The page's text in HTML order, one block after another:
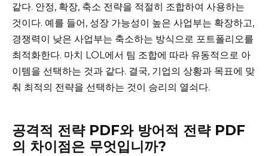
같다. 안정, 확장, 축소 전략을 적절히 조합하여 사용하는
것이다. 예를 들어, 성장 가능성이 높은 사업부는 확장하고,
경쟁력이 낮은 사업부는 축소하는 방식으로 포트폴리오를
최적화한다. 마치 LOL에서 팀 조합에 따라 유동적으로 아
이템을 선택하는 것과 같다. 결국, 기업의 상황과 목표에 맞
춰 최적의 전략을 선택하는 것이 승리의 열쇠다.
공격적 전략 PDF와 방어적 전략 PDF
의 차이점은 무엇입니까?